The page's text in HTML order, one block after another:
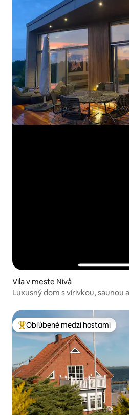
Vila v meste Nivå
Luxusný dom s vírivkou, saunou
Najobľúbenejšie medzi hosťami
Obľúbené medzi hosťami